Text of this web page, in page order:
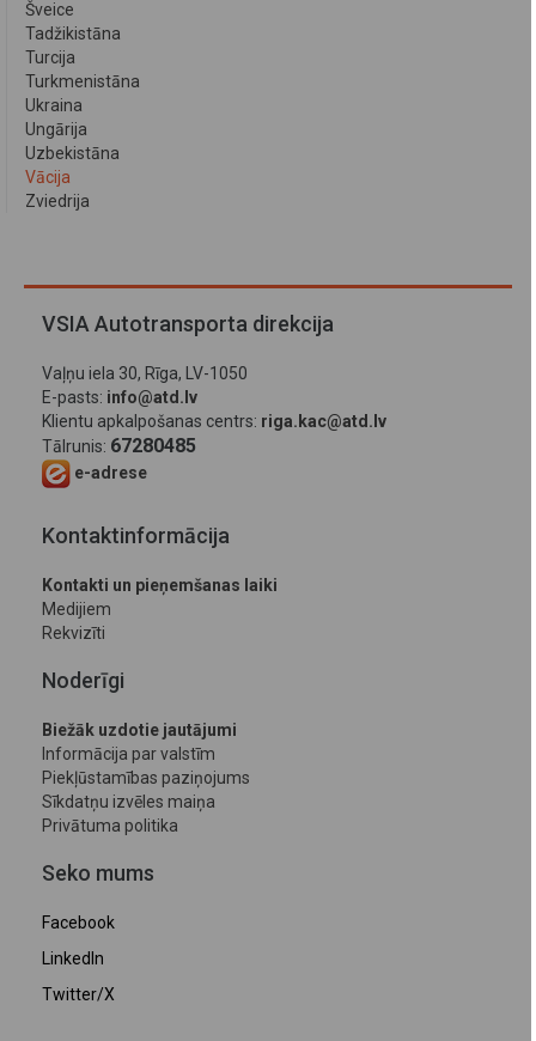
Šveice
Tadžikistāna
Turcija
Turkmenistāna
Ukraina
Ungārija
Uzbekistāna
Vācija
Zviedrija
VSIA Autotransporta direkcija
Vaļņu iela 30, Rīga, LV-1050
E-pasts: info@atd.lv
Klientu apkalpošanas centrs: riga.kac@atd.lv
Tālrunis: 67280485
e-adrese
Kontaktinformācija
Kontakti un pieņemšanas laiki
Medijiem
Rekvizīti
Noderīgi
Biežāk uzdotie jautājumi
Informācija par valstīm
Piekļūstamības paziņojums
Sīkdatņu izvēles maiņa
Privātuma politika
Seko mums
Facebook
LinkedIn
Twitter/X